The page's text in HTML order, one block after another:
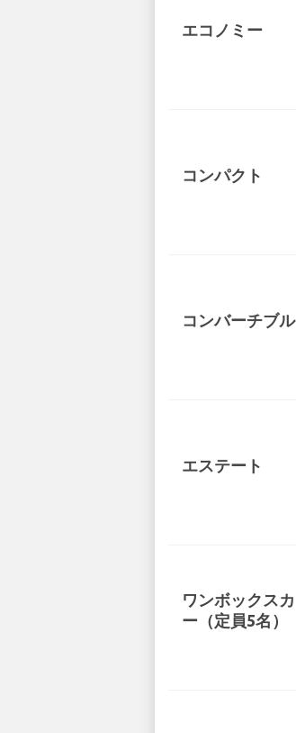
エコノミー
コンパクト
コンバーチブル
エステート
ワンボックスカ
ー（定員5名）